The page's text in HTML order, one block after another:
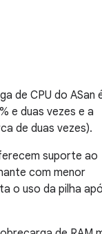
de CPU do ASan
e duas vezes e a
de duas vezes).
suporte ao
com menor
o uso da pilha